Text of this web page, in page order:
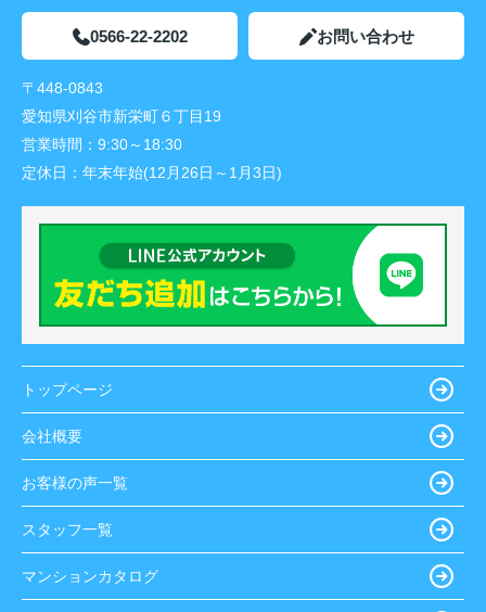
0566-22-2202 お問い合わせ
〒448-0843
愛知県刈谷市新栄町６丁目19
営業時間： 9:30～18:30
定休日： 年末年始(12月26日～1月3日)
トップページ
会社概要
お客様の声一覧
スタッフ一覧
マンションカタログ